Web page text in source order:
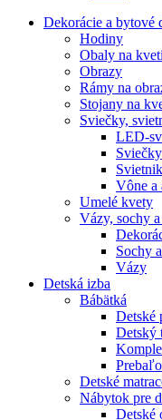
Dekorácie a bytové
Hodiny
Obaly na
Obrazy
Rámy na
Stojany na
Sviečky,
LED-
Sviečky
Vône a
Umelé kvety
Vázy, sochy
Sochy
Vázy
Detská izba
Bábätká
Detské
Detský
Detské
Nábytok pre
Detské